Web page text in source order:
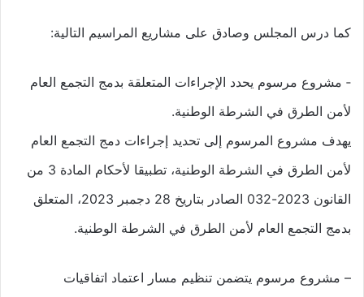
كما درس المجلس وصادق على مشاريع المراسيم التالية:
‐ مشروع مرسوم يحدد الإجراءات المتعلقة بدمج التجمع العام
لأمن الطرق في الشرطة الوطنية.
يهدف مشروع المرسوم إلى تحديد إجراءات دمج التجمع العام
لأمن الطرق في الشرطة الوطنية، تطبيقا لأحكام المادة 3 من
القانون 2023-032 الصادر بتاريخ 28 دجمبر 2023، المتعلق
بدمج التجمع العام لأمن الطرق في الشرطة الوطنية.
– مشروع مرسوم يتضمن تنظيم مسار اعتماد اتفاقيات